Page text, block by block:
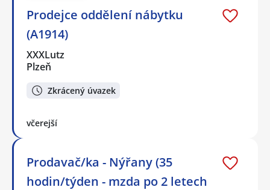
Prodejce oddělení nábytku
(A1914)
XXXLutz
Plzeň
Zkrácený úvazek
včerejší
Prodavač/ka - Nýřany (35
hodin/týden - mzda po 2 letech